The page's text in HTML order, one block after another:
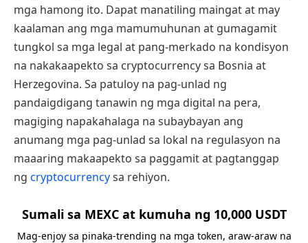
mga hamong ito. Dapat manatiling maingat at may
kaalaman ang mga mamumuhunan at gumagamit
tungkol sa mga legal at pang-merkado na kondisyon
na nakakaapekto sa cryptocurrency sa Bosnia at
Herzegovina. Sa patuloy na pag-unlad ng
pandaigdigang tanawin ng mga digital na pera,
magiging napakahalaga na subaybayan ang
anumang mga pag-unlad sa lokal na regulasyon na
maaaring makaapekto sa paggamit at pagtanggap
ng cryptocurrencysa rehiyon.
Sumali sa MEXC at kumuha ng 10,000 USDT
Mag-enjoy sa pinaka-trending na mga token, araw-araw na